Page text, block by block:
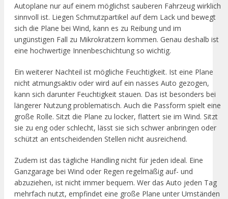
Autoplane nur auf einem möglichst sauberen Fahrzeug wirklich
sinnvoll ist. Liegen Schmutzpartikel auf dem Lack und bewegt
sich die Plane bei Wind, kann es zu Reibung und im
ungünstigen Fall zu Mikrokratzern kommen. Genau deshalb ist
eine hochwertige Innenbeschichtung so wichtig.
Ein weiterer Nachteil ist mögliche Feuchtigkeit. Ist eine Plane
nicht atmungsaktiv oder wird auf ein nasses Auto gezogen,
kann sich darunter Feuchtigkeit stauen. Das ist besonders bei
längerer Nutzung problematisch. Auch die Passform spielt eine
große Rolle. Sitzt die Plane zu locker, flattert sie im Wind. Sitzt
sie zu eng oder schlecht, lässt sie sich schwer anbringen oder
schützt an entscheidenden Stellen nicht ausreichend.
Zudem ist das tägliche Handling nicht für jeden ideal. Eine
Ganzgarage bei Wind oder Regen regelmäßig auf- und
abzuziehen, ist nicht immer bequem. Wer das Auto jeden Tag
mehrfach nutzt, empfindet eine große Plane unter Umständen